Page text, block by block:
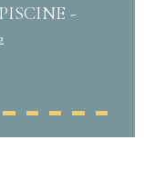
-